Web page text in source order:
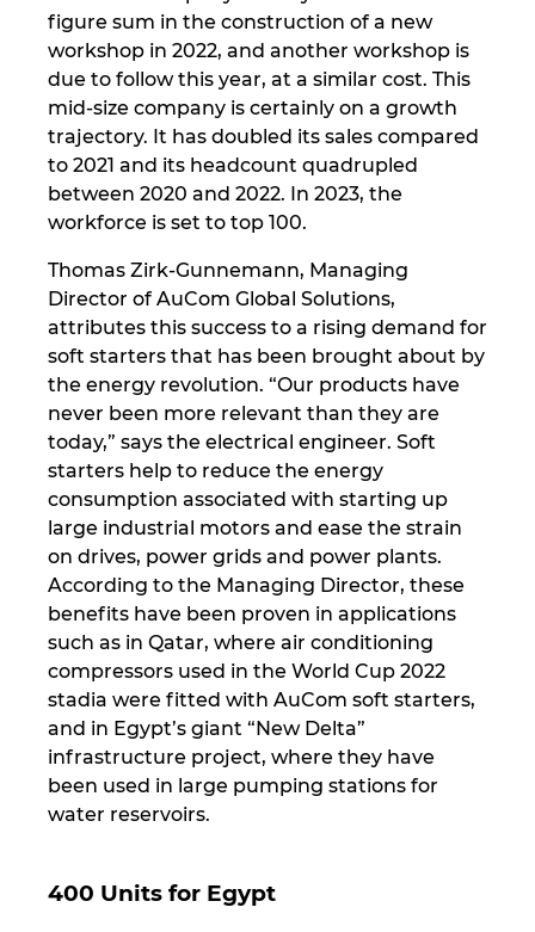
figure sum in the construction of a new
workshop in 2022, and another workshop is
due to follow this year, at a similar cost. This
mid-size company is certainly on a growth
trajectory. It has doubled its sales compared
to 2021 and its headcount quadrupled
between 2020 and 2022. In 2023, the
workforce is set to top 100.
Thomas Zirk-Gunnemann, Managing
Director of AuCom Global Solutions,
attributes this success to a rising demand for
soft starters that has been brought about by
the energy revolution. “Our products have
never been more relevant than they are
today,” says the electrical engineer. Soft
starters help to reduce the energy
consumption associated with starting up
large industrial motors and ease the strain
on drives, power grids and power plants.
According to the Managing Director, these
benefits have been prov­en in applications
such as in Qatar, where air con­ditioning
compressors used in the World Cup 2022
stadia were fitted with AuCom soft starters,
and in Egypt’s giant “New Delta”
infrastructure project, where they have
been used in large pumping stations for
water reservoirs.
400 Units for Egypt
Philippines
Poland
Portugal
Romania
Serbia
Singapore
Slovenia
South Africa
South Korea
Spain
Sweden
Switzerland
Thailand
Turkey